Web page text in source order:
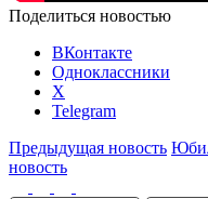
Поделиться новостью
ВКонтакте
Одноклассники
X
Telegram
Предыдущая новость
новость